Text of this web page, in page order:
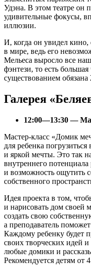
Удэна. В этом театре он
удивительные фокусы,
иллюзии.
И, когда он увидел
в мире, ведь его
Мельеса выросло все
фэнтези, то есть
существованием
Галерея
12:00—13:30 —
Мастер-класс «Домик
для ребенка
и яркой мечты. Это так
внутреннего
и возможность ощутить
собственного
Идея проекта в том,
и нарисовать дом своей
создать свою
а преподаватель
Каждому ребенку будет
своих творческих идей
любые домики и
Рекомендуется детям от 4